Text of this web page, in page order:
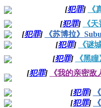
[犯罪]
《
[犯罪]
《
[犯罪]
《苏博拉》
[犯罪]
《谜
[犯罪]
《黑
[犯罪] 《我的亲密敌
[犯罪]
[犯罪]